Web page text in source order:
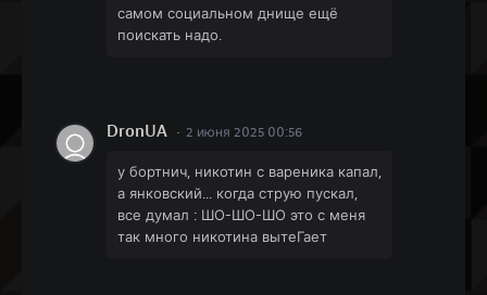
самом социальном днище ещё
поискать надо.
DronUA 2 июня 2025 00:56
у бортнич, никотин с вареника капал,
а янковский... когда струю пускал,
все думал : ШО-ШО-ШО это с меня
так много никотина вытеГает